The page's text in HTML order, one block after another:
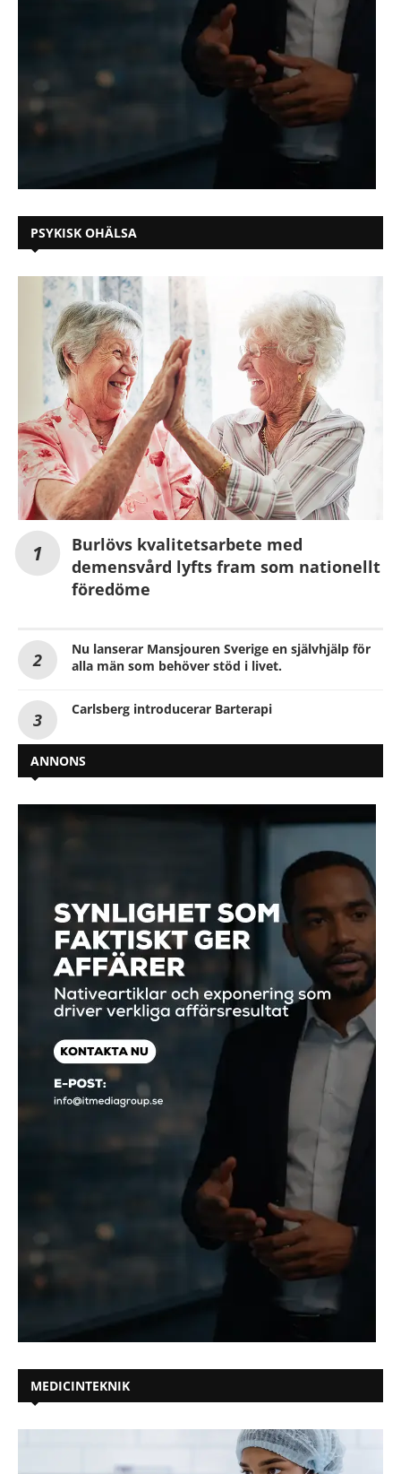
PSYKISK OHÄLSA
Burlövs kvalitetsarbete med
demensvård lyfts fram som nationellt
föredöme
Nu lanserar Mansjouren Sverige en självhjälp för
alla män som behöver stöd i livet.
Carlsberg introducerar Barterapi
ANNONS
MEDICINTEKNIK